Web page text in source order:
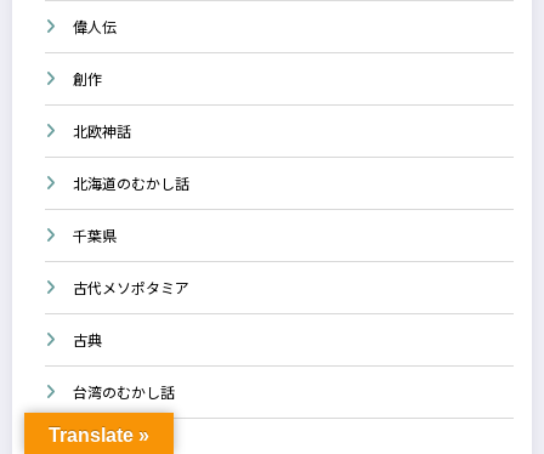
偉人伝
創作
北欧神話
北海道のむかし話
千葉県
古代メソポタミア
古典
台湾のむかし話
呪術
Translate »